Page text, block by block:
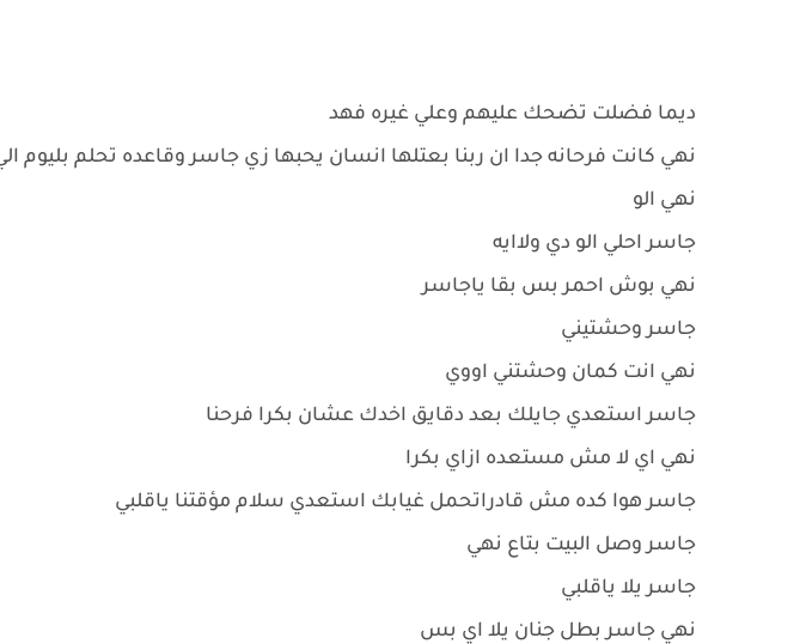
ديما فضلت تضحك عليهم وعلي غيره فهد
نهي كانت فرحانه جدا ان ربنا بعتلها انسان يحبها زي جاسر وقاعده تحلم بليوم
نهي الو
جاسر احلي الو دي ولاايه
نهي بوش احمر بس بقا ياجاسر
جاسر وحشتيني
نهي انت كمان وحشتني اووي
جاسر استعدي جايلك بعد دقايق اخدك عشان بكرا فرحنا
نهي اي لا مش مستعده ازاي بكرا
جاسر هوا كده مش قادراتحمل غيابك استعدي سلام مؤقتنا ياقلبي
جاسر وصل البيت بتاع نهي
جاسر يلا ياقلبي
نهي جاسر بطل جنان يلا اي بس